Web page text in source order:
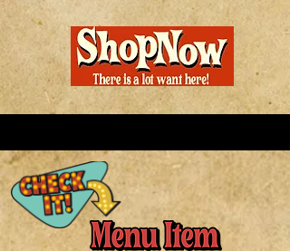
Custom Dynamics LED
Tail Lamp [Color: Black ]
Original 74 Springer Fork
19inc 74スプリンガーフォ
for '79~'99 16-inch black
rimmed wheel, 40-spoke,
Y pipe 【2color】Yパイプ
ショートマフラー【２種
2-1/4" big radius drag
pipe 2-1/4" ビッグラディ
Bates style headlights [4
colors] ベーツタイプ ヘ
Bird gauge
MadBlackBody headlights
Original 1" ultra-narrow
chopper handle [2 colors]
Mini speedometer with
indicator [2color] ミニス
Original fender strut bar
set, curved type オリジナ
STOP plate mini tail lamp
[Color: Black] STOPプレー